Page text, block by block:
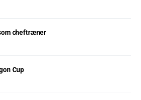
cheftræner
Cup